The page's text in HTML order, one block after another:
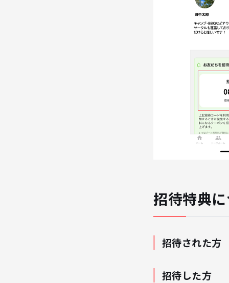
招待特典
招待された方
招待した方